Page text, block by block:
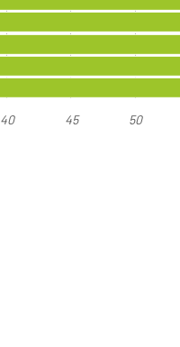
40 45 50